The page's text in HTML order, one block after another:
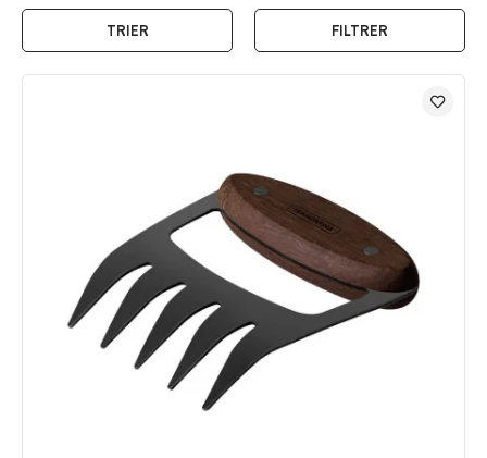
TRIER FILTRER